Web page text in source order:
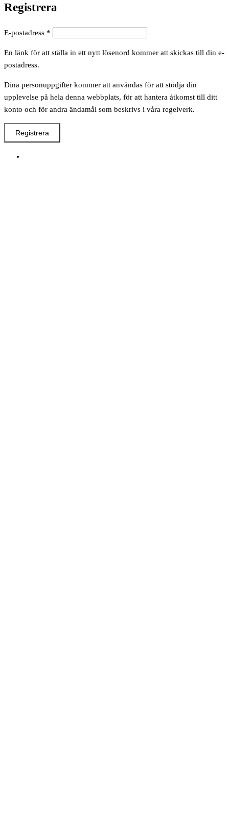
Registrera
E-postadress *
En länk för att ställa in ett nytt lösenord kommer att skickas till din e-
postadress.
Dina personuppgifter kommer att användas för att stödja din
upplevelse på hela denna webbplats, för att hantera åtkomst till ditt
konto och för andra ändamål som beskrivs i våra regelverk.
Registrera